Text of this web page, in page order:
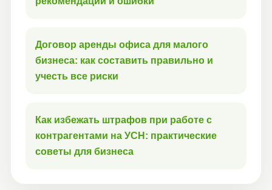
Договор аренды офиса для малого
бизнеса: как составить правильно и
учесть все риски
Как избежать штрафов при работе с
контрагентами на УСН: практические
советы для бизнеса